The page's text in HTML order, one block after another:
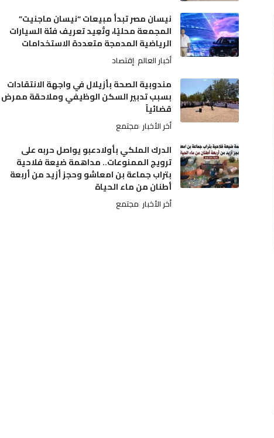
نيسان مصر تبدأ مبيعات “نيسان ماجنيت”
المجمعة محليًا، وتُعِيد تعريف فئة السيارات
الرياضية المدمجة متعددة الاستخدامات
أخبار العالم إقتصاد
مندوبية الصحة بأزيلال في واجهة الانتقادات
بسبب تدبير السكن الوظيفي وملاحقة ممرض
قضائياً
أخر الأخبار مجتمع
الدرك الملكي بأولادعبو يواصل حربه على
ترويج الممنوعات.. مداهمة ضيعة فلاحية
بتراب جماعة بن امعاشو وحجز أزيد من أربعة
أطنان من ماء الحياة
أخر الأخبار مجتمع